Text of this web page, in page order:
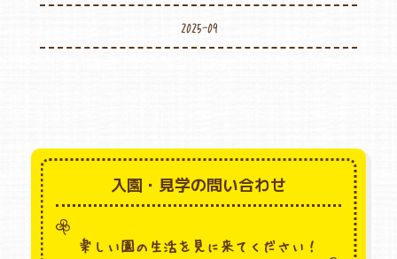
2025-09
入園・見学の問い合わせ
楽しい園の生活を見に来てください！